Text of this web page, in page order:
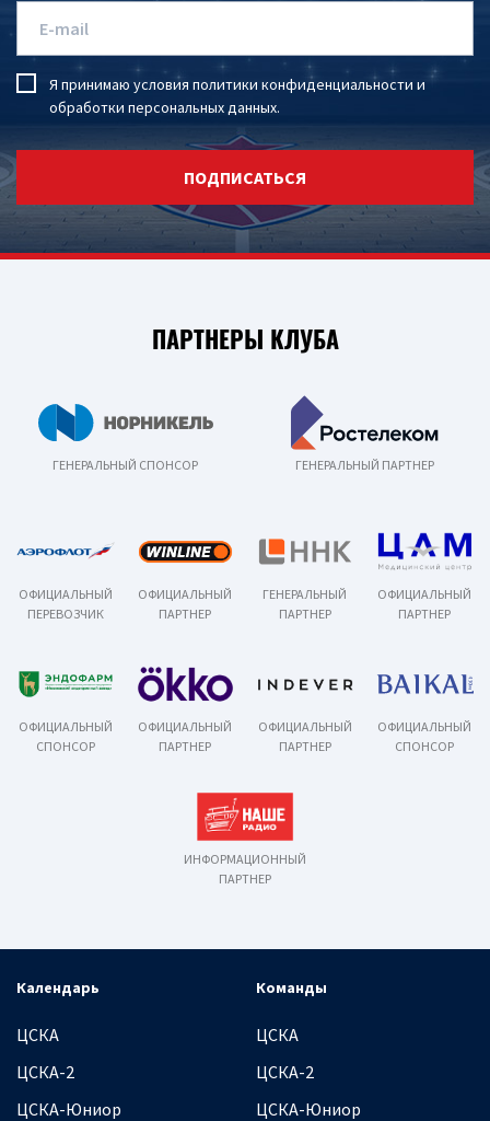
Я принимаю условия политики конфиденциальности и
обработки персональных данных.
ПОДПИСАТЬСЯ
ПАРТНЕРЫ КЛУБА
ГЕНЕРАЛЬНЫЙ СПОНСОР ГЕНЕРАЛЬНЫЙ ПАРТНЕР
ОФИЦИАЛЬНЫЙ
ПЕРЕВОЗЧИК
ОФИЦИАЛЬНЫЙ
ПАРТНЕР
ГЕНЕРАЛЬНЫЙ
ПАРТНЕР
ОФИЦИАЛЬНЫЙ
ПАРТНЕР
ОФИЦИАЛЬНЫЙ
СПОНСОР
ОФИЦИАЛЬНЫЙ
ПАРТНЕР
ОФИЦИАЛЬНЫЙ
ПАРТНЕР
ОФИЦИАЛЬНЫЙ
СПОНСОР
ИНФОРМАЦИОННЫЙ
ПАРТНЕР
Календарь
ЦСКА
ЦСКА-2
ЦСКА-Юниор
Команды
ЦСКА
ЦСКА-2
ЦСКА-Юниор